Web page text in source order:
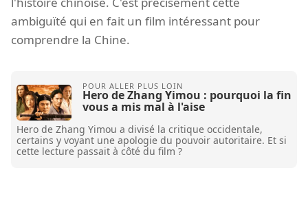
ambiguïté qui en fait un film intéressant pour
comprendre la Chine.
Hero de Zhang Yimou : pourquoi la fin
vous a mis mal à l'aise
Hero de Zhang Yimou a divisé la critique occidentale,
certains y voyant une apologie du pouvoir autoritaire. Et si
cette lecture passait à côté du film ?